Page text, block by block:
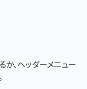
か、ヘッダーメニュー